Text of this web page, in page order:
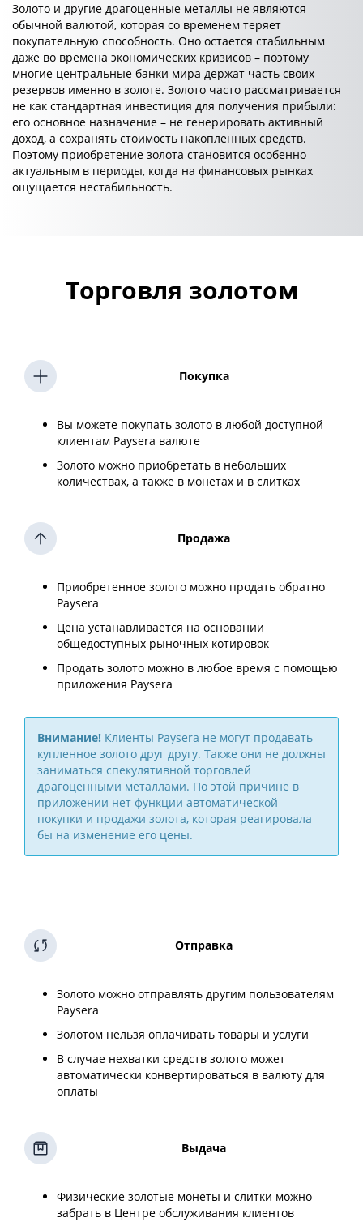
Золото и другие драгоценные металлы не являются
обычной валютой, которая со временем теряет
покупательную способность. Оно остается стабильным
даже во времена экономических кризисов – поэтому
многие центральные банки мира держат часть своих
резервов именно в золоте. Золото часто рассматривается
не как стандартная инвестиция для получения прибыли:
его основное назначение – не генерировать активный
доход, а сохранять стоимость накопленных средств.
Поэтому приобретение золота становится особенно
актуальным в периоды, когда на финансовых рынках
ощущается нестабильность.
Торговля золотом
Покупка
Вы можете покупать золото в любой доступной
клиентам Paysera валюте
Золото можно приобретать в небольших
количествах, а также в монетах и в слитках
Продажа
Приобретенное золото можно продать обратно
Paysera
Цена устанавливается на основании
общедоступных рыночных котировок
Продать золото можно в любое время с помощью
приложения Paysera
Внимание! Клиенты Paysera не могут продавать
купленное золото друг другу. Также они не должны
заниматься спекулятивной торговлей
драгоценными металлами. По этой причине в
приложении нет функции автоматической
покупки и продажи золота, которая реагировала
бы на изменение его цены.
Отправка
Золото можно отправлять другим пользователям
Paysera
Золотом нельзя оплачивать товары и услуги
В случае нехватки средств золото может
автоматически конвертироваться в валюту для
оплаты
Выдача
Физические золотые монеты и слитки можно
забрать в Центре обслуживания клиентов